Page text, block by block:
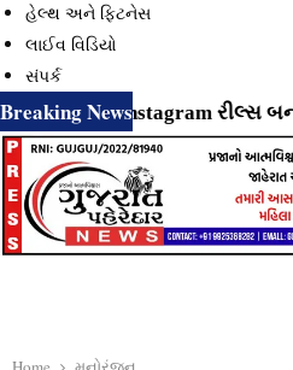
હેલ્થ અને ફિટનેસ
લાઈવ વિડિયો
સંપર્ક
Breaking News
⇝ Instagram રીલ્સ